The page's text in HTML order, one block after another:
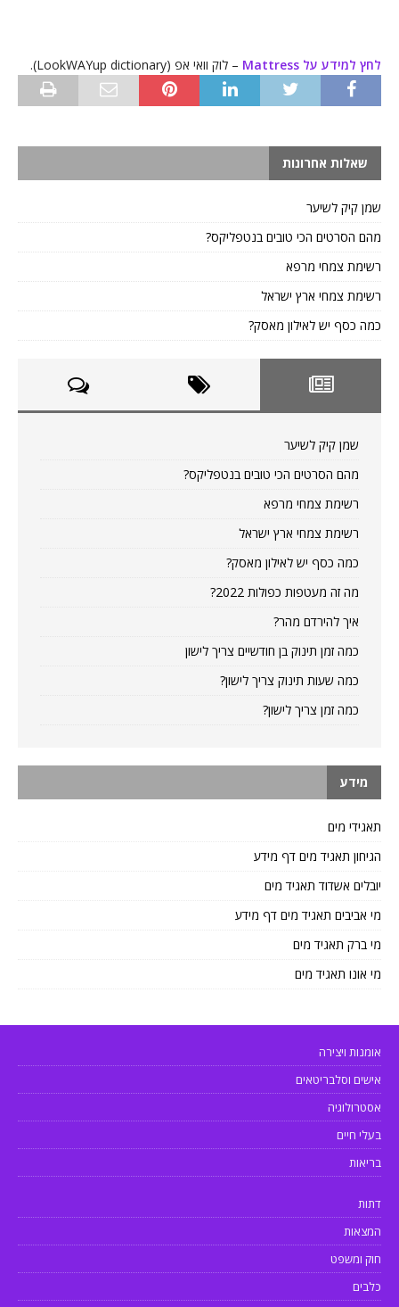
לחץ למידע על Mattress – לוק וואי אפ (LookWAYup dictionary).
שאלות אחרונות
שמן קיק לשיער
מהם הסרטים הכי טובים בנטפליקס?
רשימת צמחי מרפא
רשימת צמחי ארץ ישראל
כמה כסף יש לאילון מאסק?
שמן קיק לשיער
מהם הסרטים הכי טובים בנטפליקס?
רשימת צמחי מרפא
רשימת צמחי ארץ ישראל
כמה כסף יש לאילון מאסק?
מה זה מעטפות כפולות 2022?
איך להירדם מהר?
כמה זמן תינוק בן חודשיים צריך לישון
כמה שעות תינוק צריך לישון?
כמה זמן צריך לישון?
מידע
תאגידי מים
הגיחון תאגיד מים דף מידע
יובלים אשדוד תאגיד מים
מי אביבים תאגיד מים דף מידע
מי ברק תאגיד מים
מי אונו תאגיד מים
אומנות ויצירה
אישים וסלבריטאים
אסטרולוגיה
בעלי חיים
בריאות
דתות
המצאות
חוק ומשפט
כלבים